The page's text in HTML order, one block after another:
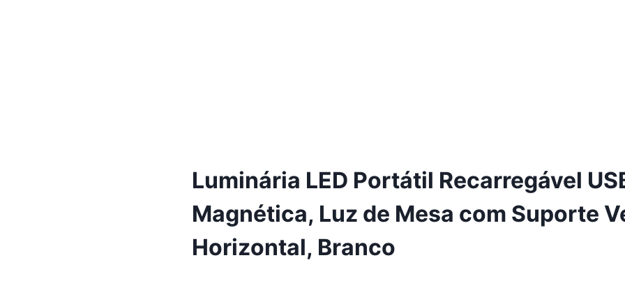
Luminária LED Portátil Recarregável
Magnética, Luz de Mesa com Suporte
Horizontal, Branco